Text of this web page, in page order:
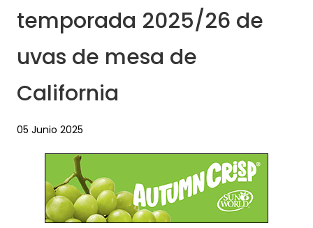
temporada 2025/26 de
uvas de mesa de
California
05 Junio 2025